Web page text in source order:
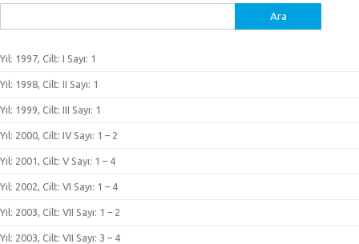
Yıl: 1997, Cilt: I Sayı: 1
Yıl: 1998, Cilt: II Sayı: 1
Yıl: 1999, Cilt: III Sayı: 1
Yıl: 2000, Cilt: IV Sayı: 1 – 2
Yıl: 2001, Cilt: V Sayı: 1 – 4
Yıl: 2002, Cilt: VI Sayı: 1 – 4
Yıl: 2003, Cilt: VII Sayı: 1 – 2
Yıl: 2003, Cilt: VII Sayı: 3 – 4